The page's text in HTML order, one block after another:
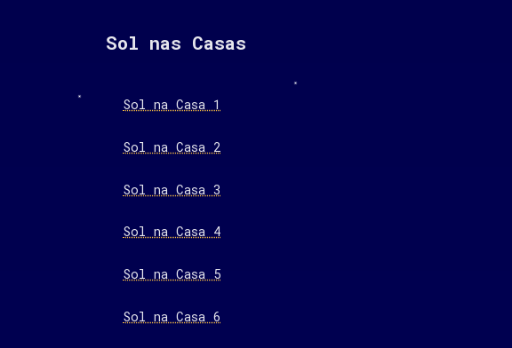
Sol nas Casas
Sol na Casa 1
Sol na Casa 2
Sol na Casa 3
Sol na Casa 4
Sol na Casa 5
Sol na Casa 6